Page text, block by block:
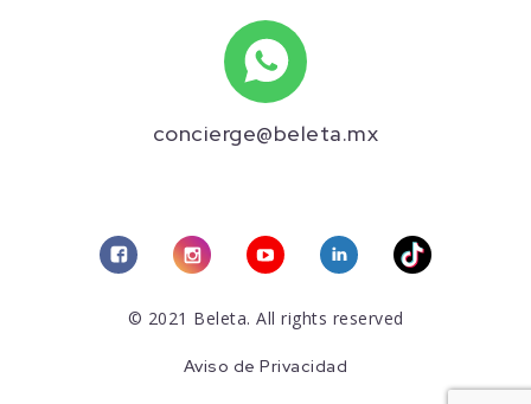
concierge@beleta.mx
© 2021 Beleta. All rights reserved
Aviso de Privacidad